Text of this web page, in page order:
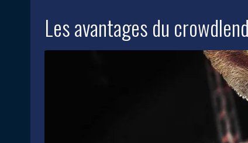
Les avantages du